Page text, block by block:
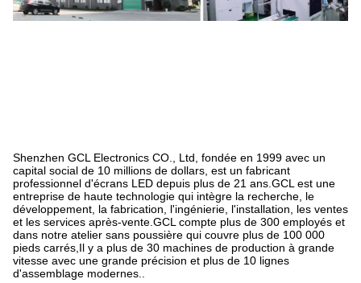
Shenzhen GCL Electronics CO., Ltd, fondée en 1999 avec un
capital social de 10 millions de dollars, est un fabricant
professionnel d'écrans LED depuis plus de 21 ans.GCL est une
entreprise de haute technologie qui intègre la recherche, le
développement, la fabrication, l'ingénierie, l'installation, les ventes
et les services après-vente.GCL compte plus de 300 employés et
dans notre atelier sans poussière qui couvre plus de 100 000
pieds carrés,Il y a plus de 30 machines de production à grande
vitesse avec une grande précision et plus de 10 lignes
d'assemblage modernes..